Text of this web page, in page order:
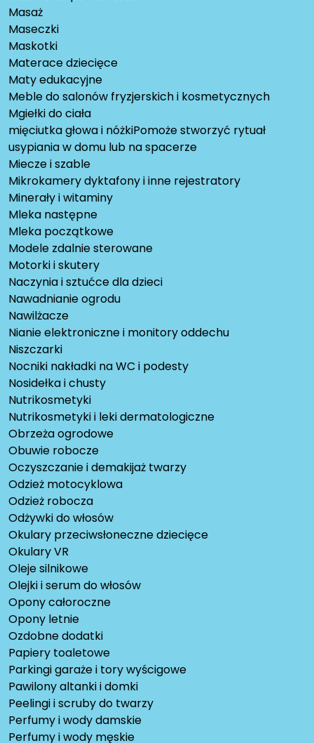
Masaż
Maseczki
Maskotki
Materace dziecięce
Maty edukacyjne
Meble do salonów fryzjerskich i kosmetycznych
Mgiełki do ciała
mięciutka głowa i nóżkiPomoże stworzyć rytuał
usypiania w domu lub na spacerze
Miecze i szable
Mikrokamery dyktafony i inne rejestratory
Minerały i witaminy
Mleka następne
Mleka początkowe
Modele zdalnie sterowane
Motorki i skutery
Naczynia i sztućce dla dzieci
Nawadnianie ogrodu
Nawilżacze
Nianie elektroniczne i monitory oddechu
Niszczarki
Nocniki nakładki na WC i podesty
Nosidełka i chusty
Nutrikosmetyki
Nutrikosmetyki i leki dermatologiczne
Obrzeża ogrodowe
Obuwie robocze
Oczyszczanie i demakijaż twarzy
Odzież motocyklowa
Odzież robocza
Odżywki do włosów
Okulary przeciwsłoneczne dziecięce
Okulary VR
Oleje silnikowe
Olejki i serum do włosów
Opony całoroczne
Opony letnie
Ozdobne dodatki
Papiery toaletowe
Parkingi garaże i tory wyścigowe
Pawilony altanki i domki
Peelingi i scruby do twarzy
Perfumy i wody damskie
Perfumy i wody męskie